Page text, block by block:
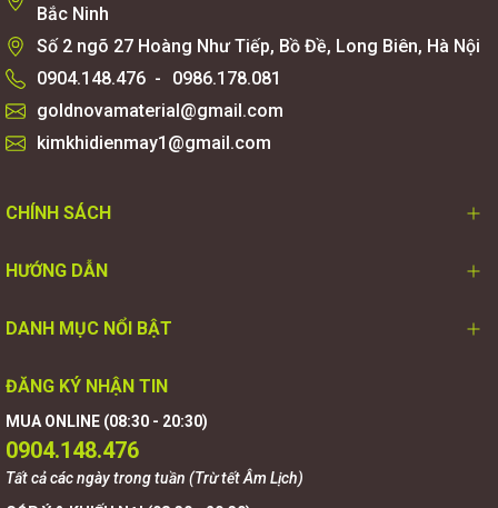
Bắc Ninh
Số 2 ngõ 27 Hoàng Như Tiếp, Bồ Đề, Long Biên, Hà Nội
0904.148.476 -
0986.178.081
goldnovamaterial@gmail.com
kimkhidienmay1@gmail.com
CHÍNH SÁCH
HƯỚNG DẪN
DANH MỤC NỔI BẬT
ĐĂNG KÝ NHẬN TIN
MUA ONLINE (08:30 - 20:30)
0904.148.476
Tất cả các ngày trong tuần (Trừ tết Âm Lịch)